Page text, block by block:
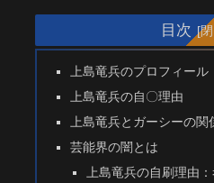
目次
上島竜兵のプロフィール
上島竜兵の自〇理由
上島竜兵とガーシーの関
芸能界の闇とは
上島竜兵の自刷理由